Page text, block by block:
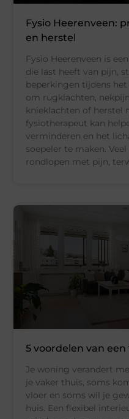
Fysio Heerenveen:
en herstel
Fysio Heerenveen is
die last heeft van pijn,
beperkingen tijdens
om rugklachten,
knieklachten of herstel
fysiotherapeut kan
verminderen en het
soepeler te maken.
rondlopen met pijn,
5 voordelen van
Je woning verandert
je vaker thuis, soms
vloer en soms wil je
huis. Een flexibel